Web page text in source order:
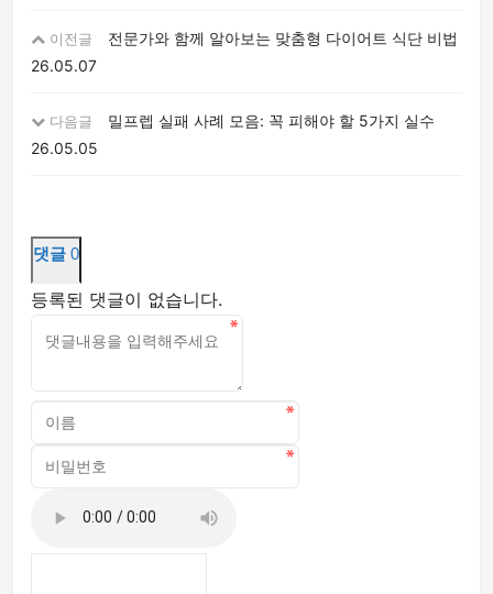
이전글
전문가와 함께 알아보는 맞춤형 다이어트 식단 비법
26.05.07
다음글
밀프렙 실패 사례 모음: 꼭 피해야 할 5가지 실수
26.05.05
댓글 0
등록된 댓글이 없습니다.